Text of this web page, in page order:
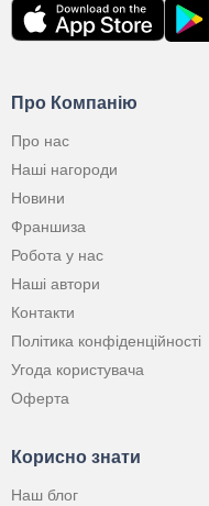
Про Компанію
Про нас
Наші нагороди
Новини
Франшиза
Робота у нас
Наші автори
Контакти
Політика конфіденційності
Угода користувача
Оферта
Корисно знати
Наш блог